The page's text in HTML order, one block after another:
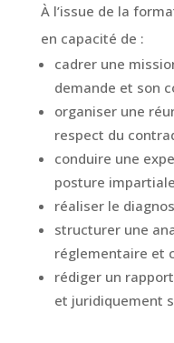
À l’issue de la
en capacité de :
cadrer une
demande et son
organiser une
respect du
conduire une
posture
réaliser le
structurer une
réglementaire et
rédiger un
et juridiquement